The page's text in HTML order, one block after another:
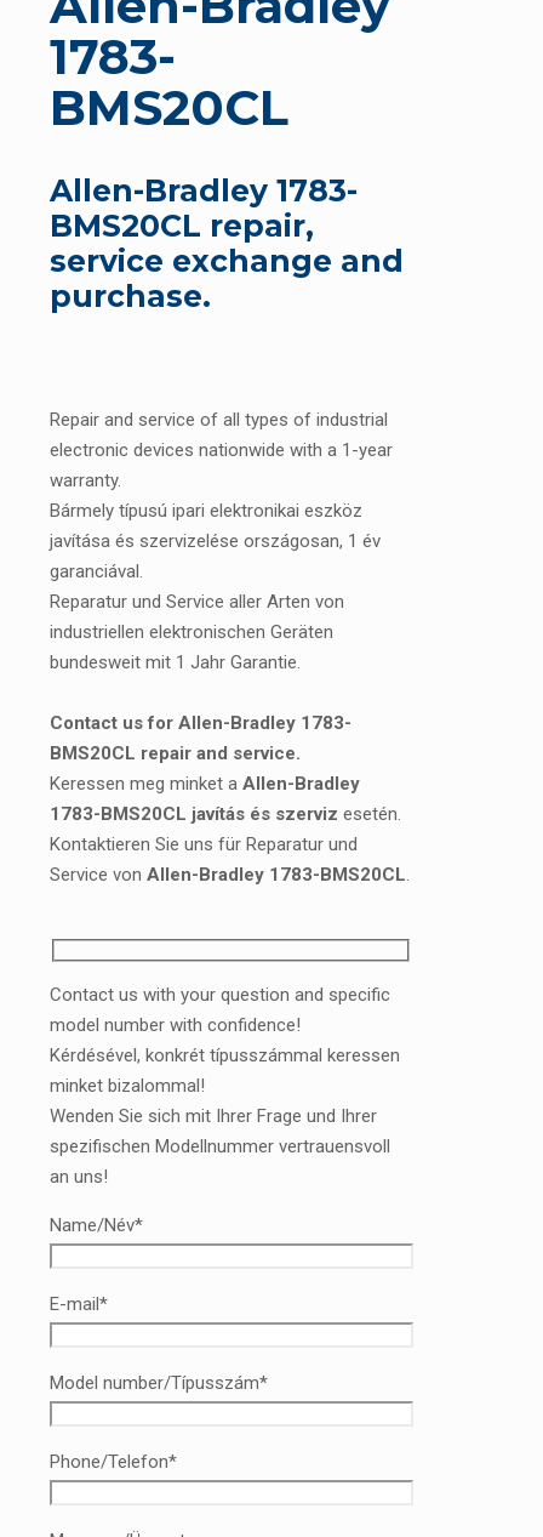
1783-
BMS20CL
Allen-Bradley 1783-
BMS20CL repair,
service exchange and
purchase.
Repair and service of all types of industrial
electronic devices nationwide with a 1-year
warranty.
Bármely típusú ipari elektronikai eszköz
javítása és szervizelése országosan, 1 év
garanciával.
Reparatur und Service aller Arten von
industriellen elektronischen Geräten
bundesweit mit 1 Jahr Garantie.
Contact us for Allen-Bradley 1783-
BMS20CL repair and service.
Keressen meg minket a Allen-Bradley
1783-BMS20CL javítás és szerviz esetén.
Kontaktieren Sie uns für Reparatur und
Service von Allen-Bradley 1783-BMS20CL.
Contact us with your question and specific
model number with confidence!
Kérdésével, konkrét típusszámmal keressen
minket bizalommal!
Wenden Sie sich mit Ihrer Frage und Ihrer
spezifischen Modellnummer vertrauensvoll
an uns!
Name/Név*
E-mail*
Model number/Típusszám*
Phone/Telefon*